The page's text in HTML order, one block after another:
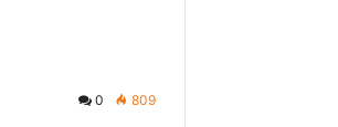
0 809